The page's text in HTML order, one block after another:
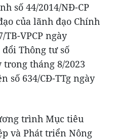
số 44/2014/NĐ-CP
của lãnh đạo Chính
TB-VPCP ngày
Thông tư số
trong tháng 8/2023
số 634/CĐ-TTg ngày
trình Mục tiêu
và Phát triển Nông